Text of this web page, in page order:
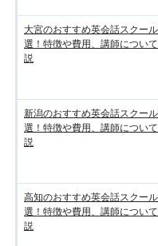
大宮のおすすめ英会話スクー
選！特徴や費用、講師につい
説
新潟のおすすめ英会話スクー
選！特徴や費用、講師につい
説
高知のおすすめ英会話スクー
選！特徴や費用、講師につい
説